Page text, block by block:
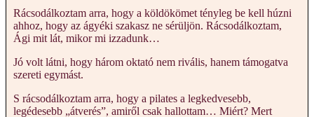
Rácsodálkoztam arra, hogy a köldökömet tényleg be kell húzni
ahhoz, hogy az ágyéki szakasz ne sérüljön. Rácsodálkoztam,
Ági mit lát, mikor mi izzadunk…
Jó volt látni, hogy három oktató nem rivális, hanem támogatva
szereti egymást.
S rácsodálkoztam arra, hogy a pilates a legkedvesebb,
legédesebb „átverés”, amiről csak hallottam… Miért? Mert